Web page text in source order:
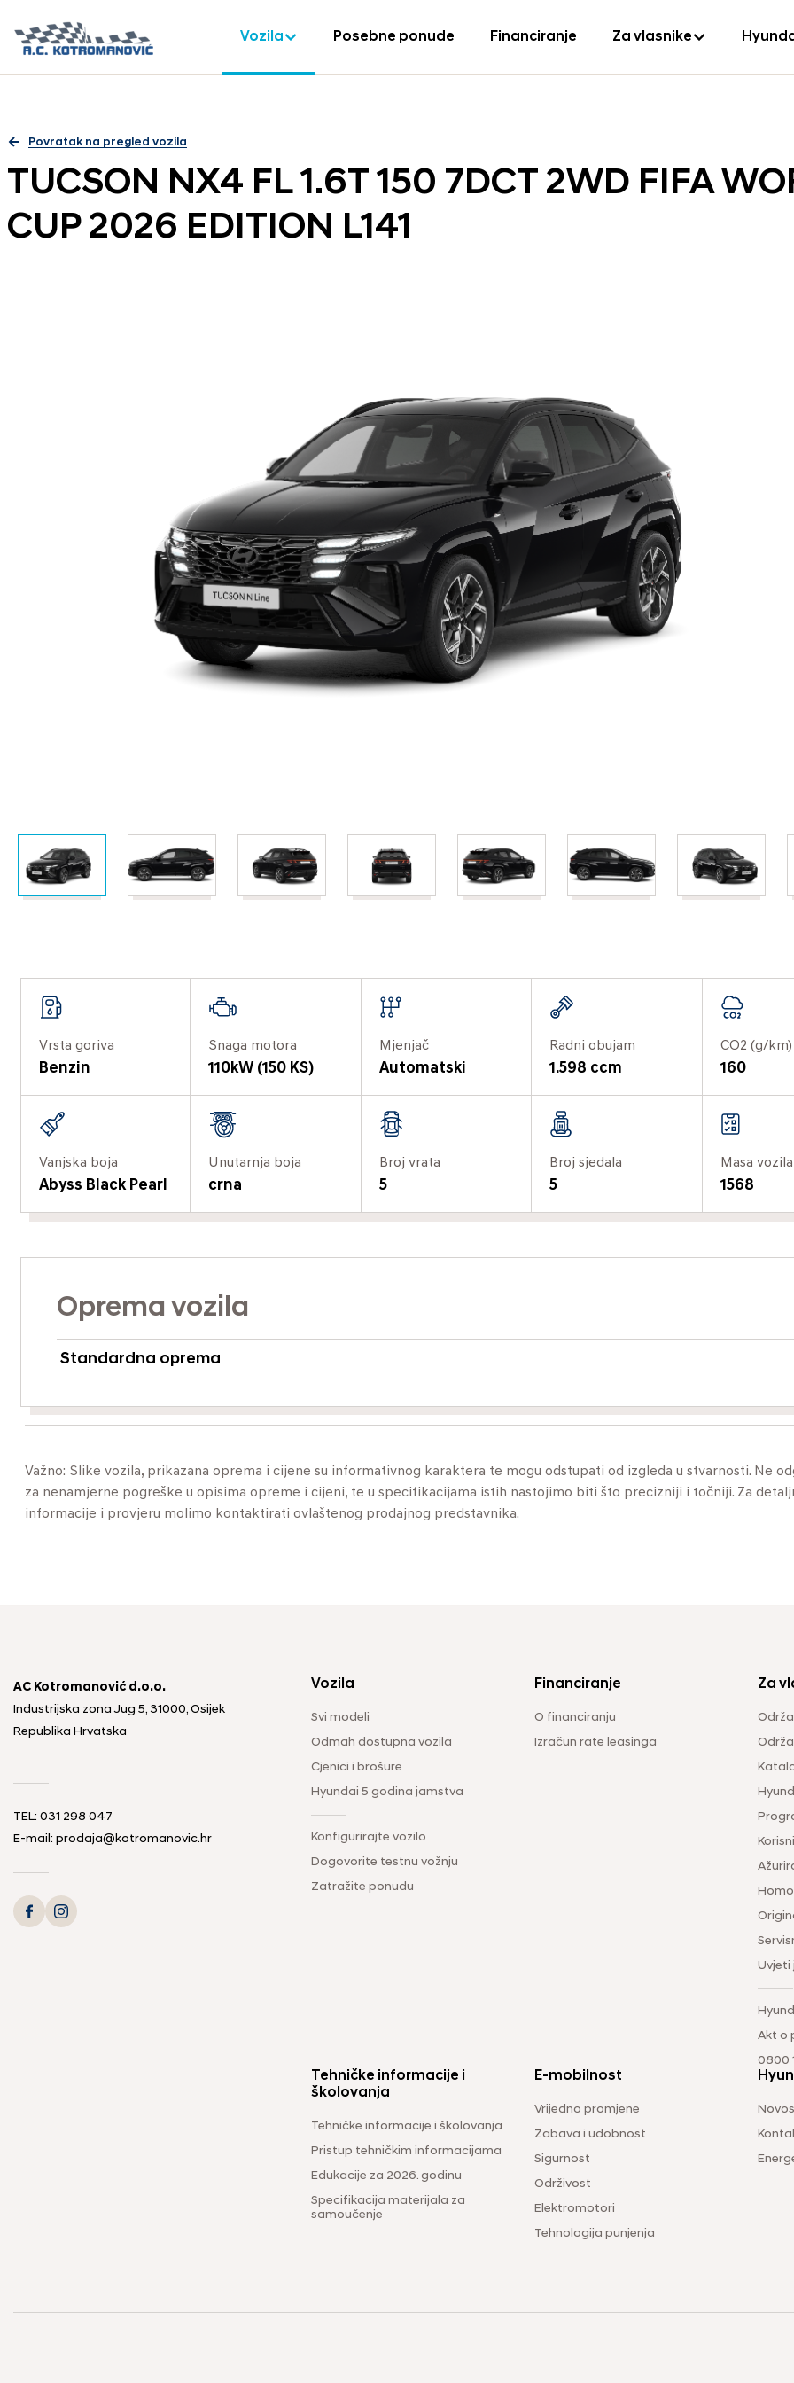
Vozila Posebne ponude Financiranje Za vlasnike
Povratak na pregled vozila
TUCSON NX4 FL 1.6T 150 7DCT 2WD FIFA
CUP 2026 EDITION L141
Vrsta goriva
Benzin
Snaga motora
110kW (150 KS)
Mjenjač
Automatski
Radni obujam
1.598 ccm
CO2 (g/km)
160
Vanjska boja
Abyss Black Pearl
Unutarnja boja
crna
Broj vrata
5
Broj sjedala
5
Masa
1568
Oprema vozila
Standardna oprema
Važno: Slike vozila, prikazana oprema i cijene su informativnog karaktera te mogu odstupati od izgleda u stvarnosti. Ne
za nenamjerne pogreške u opisima opreme i cijeni, te u specifikacijama istih nastojimo biti što precizniji i točniji. Za
informacije i provjeru molimo kontaktirati ovlaštenog prodajnog predstavnika.
AC Kotromanović d.o.o.
Industrijska zona Jug 5, 31000, Osijek
Republika Hrvatska
TEL: 031 298 047
E-mail: prodaja@kotromanovic.hr
Vozila
Svi modeli
Odmah dostupna vozila
Cjenici i brošure
Hyundai 5 godina jamstva
Konfigurirajte vozilo
Dogovorite testnu vožnju
Zatražite ponudu
Financiranje
O financiranju
Izračun rate leasinga
Za
Uvjeti
Akt o
0800
Tehničke informacije i
školovanja
Tehničke informacije i školovanja
Pristup tehničkim informacijama
Edukacije za 2026. godinu
Specifikacija materijala za
samoučenje
E-mobilnost
Vrijedno promjene
Zabava i udobnost
Sigurnost
Održivost
Elektromotori
Tehnologija punjenja